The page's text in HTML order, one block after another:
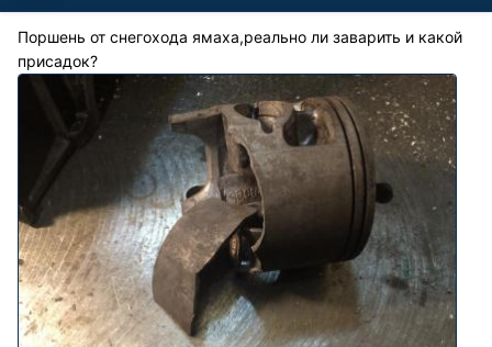
Поршень от снегохода ямаха,реально ли заварить и какой
присадок?